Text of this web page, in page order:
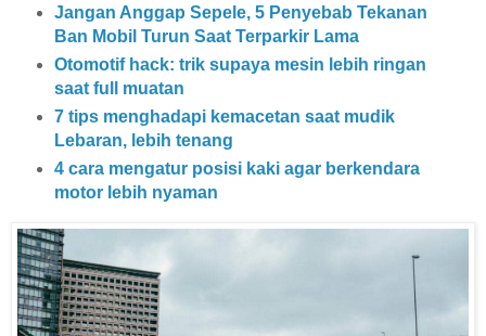
Jangan Anggap Sepele, 5 Penyebab Tekanan
Ban Mobil Turun Saat Terparkir Lama
Otomotif hack: trik supaya mesin lebih ringan
saat full muatan
7 tips menghadapi kemacetan saat mudik
Lebaran, lebih tenang
4 cara mengatur posisi kaki agar berkendara
motor lebih nyaman